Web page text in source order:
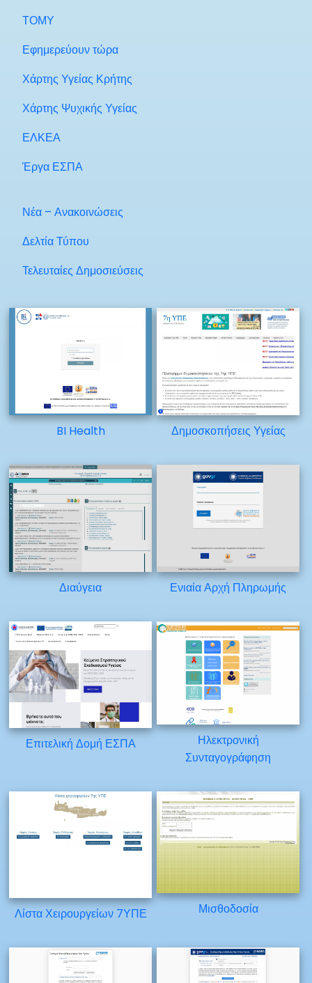
ΤΟΜΥ
Εφημερεύουν τώρα
Χάρτης Υγείας Κρήτης
Χάρτης Ψυχικής Υγείας
ΕΛΚΕΑ
Έργα ΕΣΠΑ
Νέα – Ανακοινώσεις
Δελτία Τύπου
Τελευταίες Δημοσιεύσεις
BI Health Δημοσκοπήσεις Υγείας
Διαύγεια Ενιαία Αρχή Πληρωμής
Επιτελική Δομή ΕΣΠΑ
Ηλεκτρονική
Συνταγογράφηση
Λίστα Χειρουργείων 7ΥΠΕ Μισθοδοσία